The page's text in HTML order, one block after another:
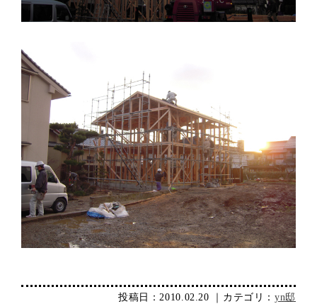
投稿日：2010.02.20 ｜カテゴリ：yn邸